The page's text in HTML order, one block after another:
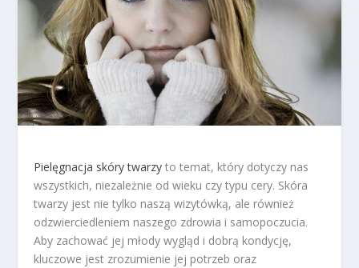
Pielęgnacja skóry twarzy to temat, który dotyczy nas
wszystkich, niezależnie od wieku czy typu cery. Skóra
twarzy jest nie tylko naszą wizytówką, ale również
odzwierciedleniem naszego zdrowia i samopoczucia.
Aby zachować jej młody wygląd i dobrą kondycję,
kluczowe jest zrozumienie jej potrzeb oraz